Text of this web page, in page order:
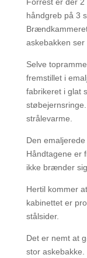
Forrest er der
håndgreb på 3
askebakken
Selve
fremstillet i
fabrikeret i glat
strålevarme.
Den
Håndtagene er
ikke brænder
Hertil kommer
kabinettet er
stålsider.
Det er nemt at
stor